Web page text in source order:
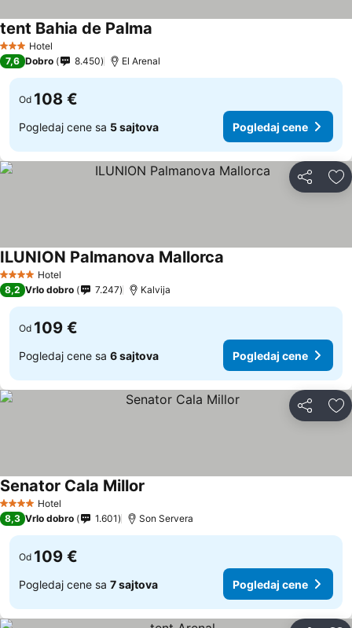
3 Zvezdice
Hotel
tent Bahia de Palma
7,6 Dobro 8.450 El Arenal
Od 108 €
Pogledaj cene sa 5 sajtova Pogledaj cene
Deli
4 ZvezdiceHotel
ILUNION Palmanova Mallorca
8,2 Vrlo dobro 7.247 Kalvija
Od 109 €
Pogledaj cene sa 6 sajtova Pogledaj cene
Deli
4 ZvezdiceHotel
Senator Cala Millor
8,3 Vrlo dobro 1.601 Son Servera
Od 109 €
Pogledaj cene sa 7 sajtova Pogledaj cene